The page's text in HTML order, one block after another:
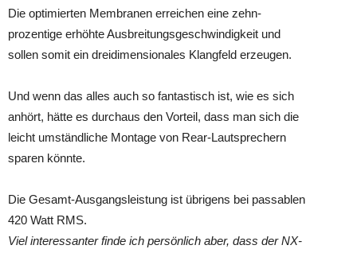
Die optimierten Membranen erreichen eine zehn-
prozentige erhöhte Ausbreitungsgeschwindigkeit und
sollen somit ein dreidimensionales Klangfeld erzeugen.
Und wenn das alles auch so fantastisch ist, wie es sich
anhört, hätte es durchaus den Vorteil, dass man sich die
leicht umständliche Montage von Rear-Lautsprechern
sparen könnte.
Die Gesamt-Ausgangsleistung ist übrigens bei passablen
420 Watt RMS.
Viel interessanter finde ich persönlich aber, dass der NX-